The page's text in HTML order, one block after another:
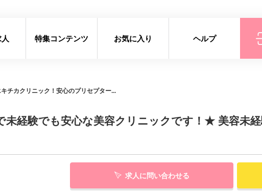
特集コンテンツ お気に入り ヘルプ
チカクリニック！安心のプリセプター...
経験でも安心な美容クリニックです！★ 美容未
求人に問い合わせる